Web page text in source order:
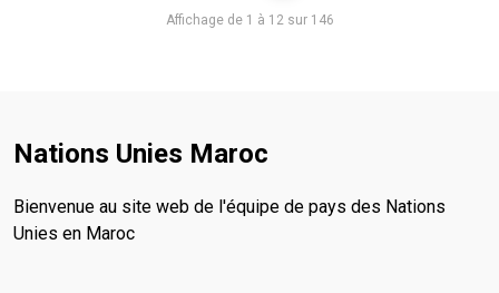
Affichage de 1 à 12 sur 146
Nations Unies Maroc
Bienvenue au site web de l'équipe de pays des Nations
Unies en Maroc